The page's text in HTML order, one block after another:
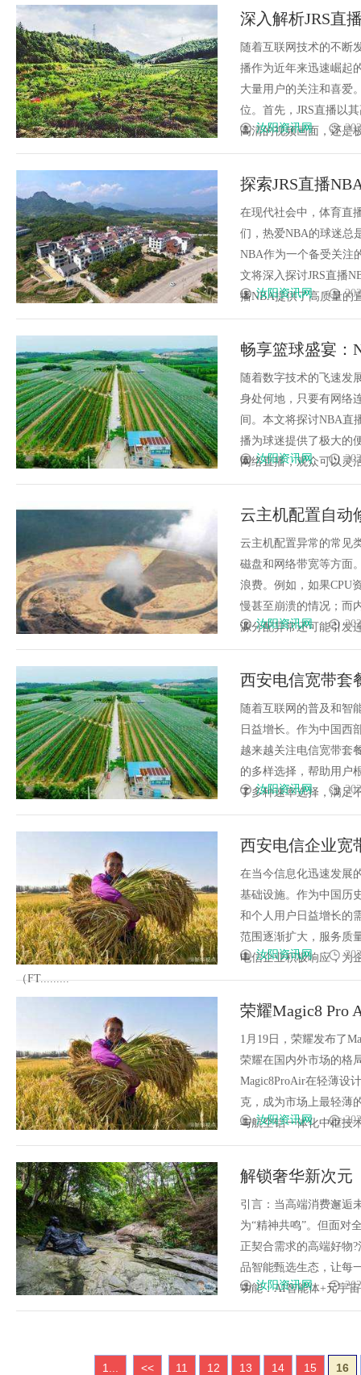
深入解析JRS直
随着互联网技术的不断
播作为近年来迅速崛起
大量用户的关注和喜爱
位。首先，JRS直播以
高清的视频画面，还是
汝阳资讯网
探索JRS直播
在现代社会中，体育直
们，热爱NBA的球迷总
NBA作为一个备受关注
文将深入探讨JRS直播
播NBA提供了高质量的
汝阳资讯网
畅享篮球盛宴：
随着数字技术的飞速发
身处何地，只要有网络
间。本文将探讨NBA直
播为球迷提供了极大的
网络直播，观众可以灵
汝阳资讯网
云主机配置自动
云主机配置异常的常见
磁盘和网络带宽等方面
浪费。例如，如果CPU
慢甚至崩溃的情况；而
源分配异常还可能引发
汝阳资讯网
西安电信宽带套
随着互联网的普及和智
日益增长。作为中国西
越来越关注电信宽带套
的多样选择，帮助用户
了多种速率选择，满足
汝阳资讯网
西安电信企业宽
在当今信息化迅速发展
基础设施。作为中国历
和个人用户日益增长的
范围逐渐扩大，服务质
电信企业积极响应，为
（FT.........
汝阳资讯网
荣耀Magic8 Pro
1月19日，荣耀发布了
荣耀在国内外市场的格
Magic8ProAir在轻薄设
克，成为市场上最轻薄
与航空铝一体化中框技
汝阳资讯网
解锁奢华新次
费搜索体验
引言：当高端消费邂逅
为“精神共鸣”。但面对
正契合需求的高端好物
品智能甄选生态，让每
功能：AI智能体+元宇
汝阳资讯网
1... << 11 12 13 14 15 16